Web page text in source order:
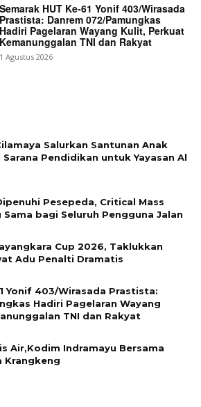
Semarak HUT Ke-61 Yonif 403/Wirasada
Prastista: Danrem 072/Pamungkas
Hadiri Pagelaran Wayang Kulit, Perkuat
Kemanunggalan TNI dan Rakyat
1 Agustus 2026
Salurkan Santunan Anak
Pendidikan untuk Yayasan Al
Pesepeda, Critical Mass
Sama bagi Seluruh Pengguna Jalan
Cup 2026, Taklukkan
Adu Penalti Dramatis
Yonif 403/Wirasada Prastista:
Hadiri Pagelaran Wayang
TNI dan Rakyat
Air,Kodim Indramayu Bersama
Krangkeng